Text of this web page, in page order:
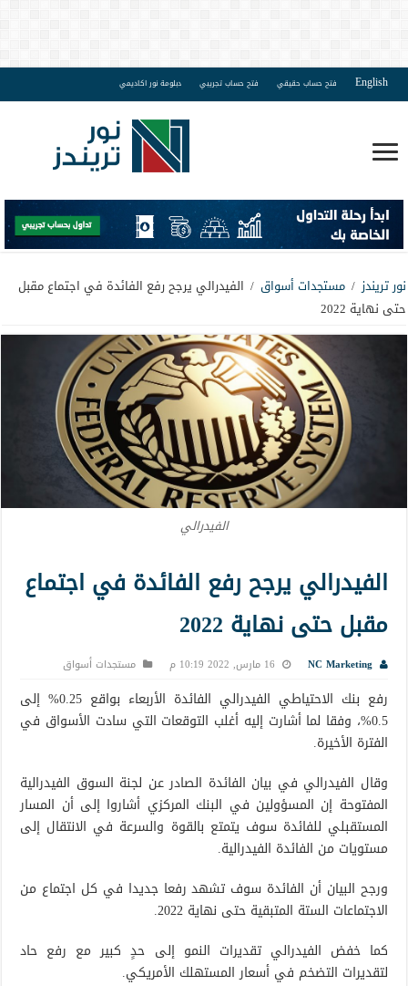
English فتح حساب حقيقي فتح حساب تجريبي دبلومة نور اكاديمي
نور تريندز / مستجدات أسواق / الفيدرالي يرجح رفع الفائدة في اجتماع مقبل
حتى نهاية 2022
الفيدرالي
الفيدرالي يرجح رفع الفائدة في اجتماع
مقبل حتى نهاية 2022
NC Marketing 16 مارس, 2022 10:19 م مستجدات أسواق
رفع بنك الاحتياطي الفيدرالي الفائدة الأربعاء بواقع 0.25% إلى
0.5%، وفقا لما أشارت إليه أغلب التوقعات التي سادت الأسواق في
الفترة الأخيرة.
وقال الفيدرالي في بيان الفائدة الصادر عن لجنة السوق الفيدرالية
المفتوحة إن المسؤولين في البنك المركزي أشاروا إلى أن المسار
المستقبلي للفائدة سوف يتمتع بالقوة والسرعة في الانتقال إلى
مستويات من الفائدة الفيدرالية.
ورجح البيان أن الفائدة سوف تشهد رفعا جديدا في كل اجتماع من
الاجتماعات الستة المتبقية حتى نهاية 2022.
كما خفض الفيدرالي تقديرات النمو إلى حدٍ كبير مع رفع حاد
لتقديرات التضخم في أسعار المستهلك الأمريكي.